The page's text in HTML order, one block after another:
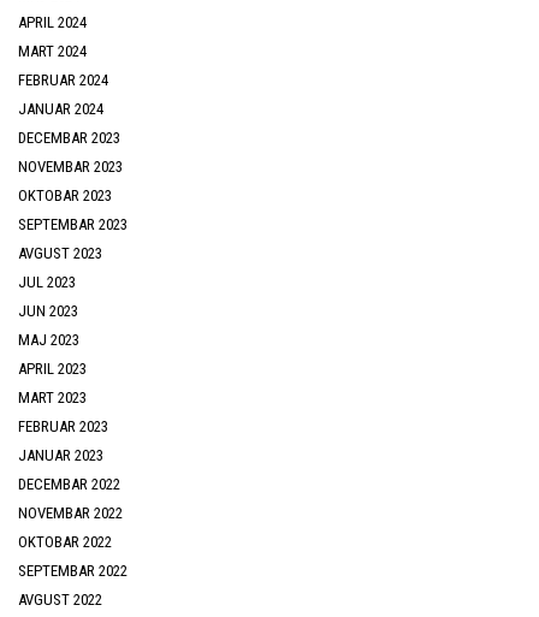
APRIL 2024
MART 2024
FEBRUAR 2024
JANUAR 2024
DECEMBAR 2023
NOVEMBAR 2023
OKTOBAR 2023
SEPTEMBAR 2023
AVGUST 2023
JUL 2023
JUN 2023
MAJ 2023
APRIL 2023
MART 2023
FEBRUAR 2023
JANUAR 2023
DECEMBAR 2022
NOVEMBAR 2022
OKTOBAR 2022
SEPTEMBAR 2022
AVGUST 2022